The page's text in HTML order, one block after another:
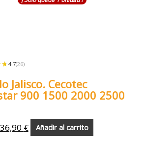
4.7(26)
Jalisco. Cecotec
900 1500 2000 2500
36,90 € Añadir al carrito